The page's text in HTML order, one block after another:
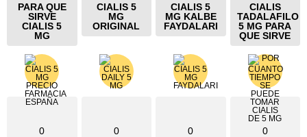
PARA QUE
SIRVE
CIALIS 5
MG
CIALIS 5
MG
ORIGINAL
CIALIS 5
MG KALBE
FAYDALARI
CIALIS
TADALAFILO
5 MG PARA
QUE SIRVE
0 0 0 0